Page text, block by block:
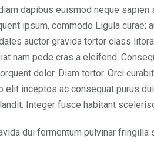
dapibus euismod neque
ipsum, commodo Ligula curae;
auctor gravida tortor class
nam pede cras a eleifend.
dolor. Diam tortor. Orci
elit inceptos ac consequat purus
Integer fusce habitant
dui fermentum pulvinar